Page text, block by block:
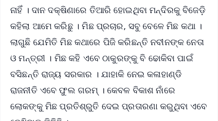
ନାହିଁ । ଦାନ ଦକ୍ଷିଣାରେ ତିଆରି ହୋଇଥିବା ମନ୍ଦିରକୁ ବିଜେଡ଼ି
କହିଲା ଆମେ କରିଛୁ । ମିଛ ପ୍ରଚାର, ସବୁ ବେଳେ ମିଛ କଥା ।
ଲାଗୁଛି ଯେମିତି ମିଛ କଥାରେ ପିଜି କରିଛନ୍ତି ନବୀନଙ୍କ ନେତା
ଓ ମନ୍ତ୍ରୀ । ମିଛ କହି ଏବେ ଠାକୁରଙ୍କୁ ବି ଢୋକିବା ପାଇଁ
ବସିଛନ୍ତି ରାଜ୍ୟ ସରକାର । ଯାହାକି ନେଇ କଳାହାଣ୍ଡି
ରାଜନୀତି ଏବେ ଫୁଲ ଗରମ୍ । କେବଳ ବିକାଶ ନାଁରେ
ଲୋକଙ୍କୁ ମିଛ ପ୍ରତିଶ୍ରୁତି ଦେଇ ପ୍ରତାରଣା କରୁଥିବା ଏବେ